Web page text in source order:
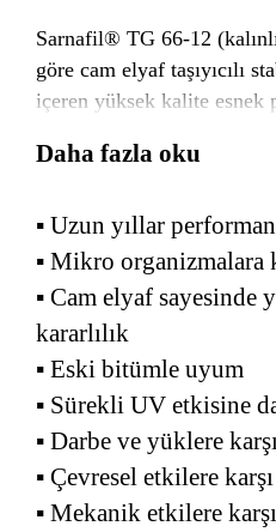
Sarnafil® TG 66-12
göre cam elyaf taşıyıcılı
içeren yüksek kalite
Sarnafil® TG 66-12, her
ile kaynaklanabilen, UV
membranıdır.
Daha fazla oku
▪ Uzun yıllar
▪ Mikro organizmalara
▪ Cam elyaf sayesinde
kararlılık
▪ Eski bitümle uyum
▪ Sürekli UV etkisine
▪ Darbe ve yüklere
▪ Çevresel etkilere
▪ Mekanik etkilere